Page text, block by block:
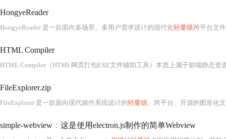
HongyeReader
HongyeReader 是一款面向多场景、多用户需求设计的现代化轻量级跨平台文件
HTML Compiler
HTML Compiler（HTML网页打包EXE文件辅助工具）本质上属于前端静态资
FileExplorer.zip
FileExplorer 是一款面向现代操作系统设计的轻量级、跨平台、开源的图形化文件管理工
simple-webview ： 这是使用electron.js制作的简单Webview